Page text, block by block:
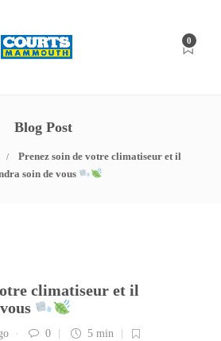
0
Blog Post
Prenez soin de votre climatiseur et il
soin de vous
climatiseur et il
0 5 min